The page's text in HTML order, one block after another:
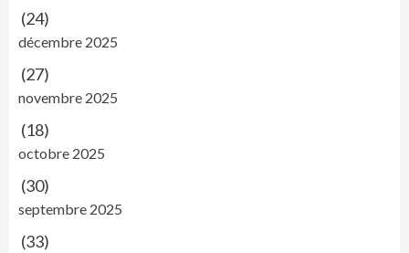
(24)
décembre 2025
(27)
novembre 2025
(18)
octobre 2025
(30)
septembre 2025
(33)